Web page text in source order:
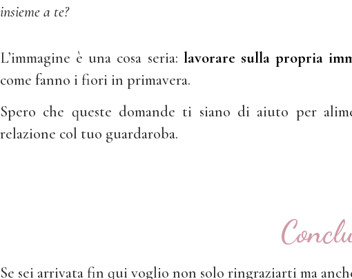
insieme a te?
L’immagine è una cosa seria: lavorare sulla propria
come fanno i fiori in primavera.
Spero che queste domande ti siano di aiuto per
relazione col tuo guardaroba.
Se sei arrivata fin qui voglio non solo ringraziarti ma